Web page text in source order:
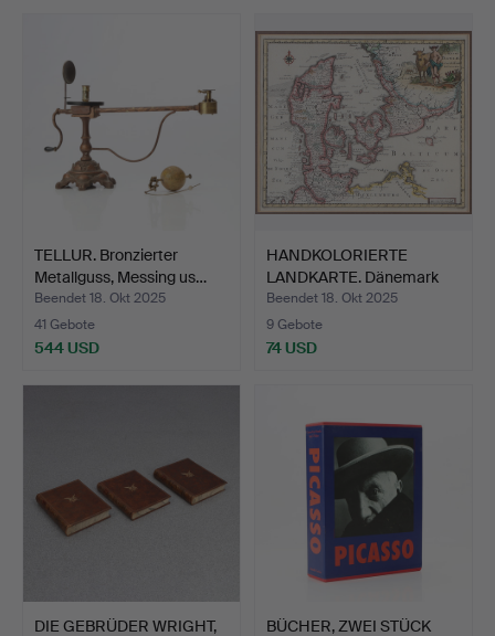
TELLUR. Bronzierter
Metallguss, Messing us…
Beendet 18. Okt 2025
41 Gebote
544 USD
HANDKOLORIERTE
LANDKARTE. Dänemark
und Skå…
Beendet 18. Okt 2025
9 Gebote
74 USD
DIE GEBRÜDER WRIGHT,
BÜCHER, ZWEI STÜCK